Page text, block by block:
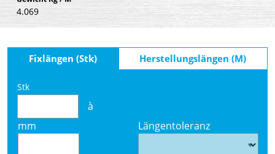
4.069
Fixlängen (Stk) Herstellungslängen (M)
Stk
à
mm
Längentoleranz